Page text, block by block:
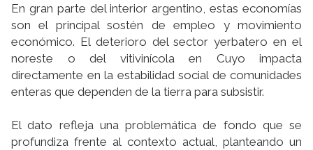
En gran parte del interior argentino, estas economías
son el principal sostén de empleo y movimiento
económico. El deterioro del sector yerbatero en el
noreste o del vitivinícola en Cuyo impacta
directamente en la estabilidad social de comunidades
enteras que dependen de la tierra para subsistir.
El dato refleja una problemática de fondo que se
profundiza frente al contexto actual, planteando un